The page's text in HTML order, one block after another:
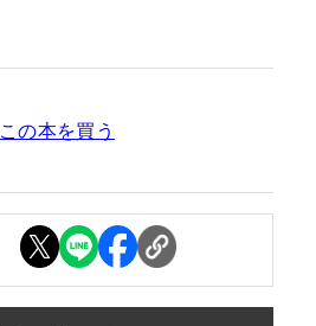
この本を買う